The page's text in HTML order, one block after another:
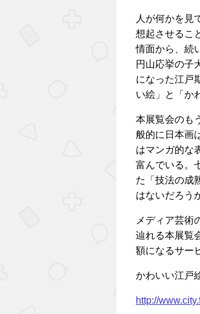
人が何かを見
想起させるこ
情面から、続
円山応挙の子
になった江戸
い絵」と「か
本展覧会のも
般的に日本画
はマンガ的な
富んでいる。
た「技法の成
はないだろう
メディア芸術
辿れる本展覧
額になるサー
かわいい江戸
http://